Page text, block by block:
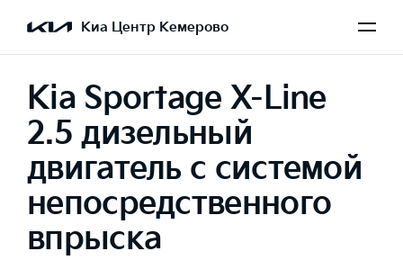
Киа Центр Кемерово
Kia Sportage X-Line
2.5 дизельный
двигатель с системой
непосредственного
впрыска